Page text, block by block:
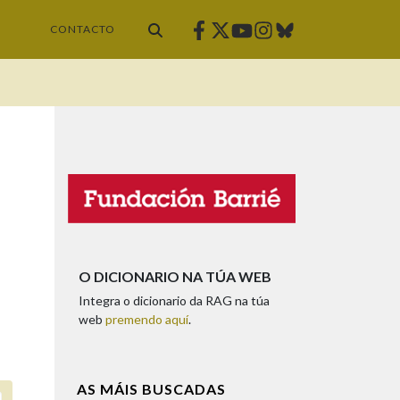
CONTACTO Facebook
Twitter
Youtube
Instagram
Bluesky
O DICIONARIO NA TÚA WEB
Integra o dicionario da RAG na túa
web premendo aquí.
AS MÁIS BUSCADAS